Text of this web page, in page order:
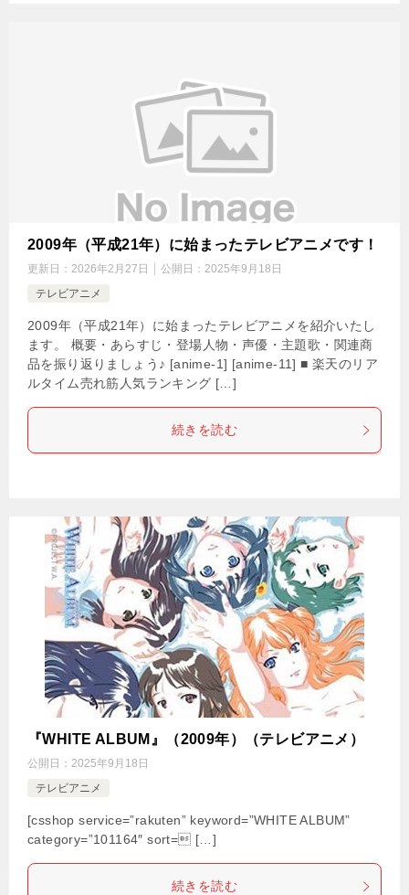
2009年（平成21年）に始まったテレビアニメです！
更新日： 2026年2月27日 公開日： 2025年9月18日
テレビアニメ
2009年（平成21年）に始まったテレビアニメを紹介いたし
ます。 概要・あらすじ・登場人物・声優・主題歌・関連商
品を振り返りましょう♪ [anime-1] [anime-11] ■ 楽天のリア
ルタイム売れ筋人気ランキング […]
続きを読む
『WHITE ALBUM』（2009年）（テレビアニメ）
公開日： 2025年9月18日
テレビアニメ
[csshop service=”rakuten” keyword=”WHITE ALBUM”
category=”101164″ sort= […]
続きを読む